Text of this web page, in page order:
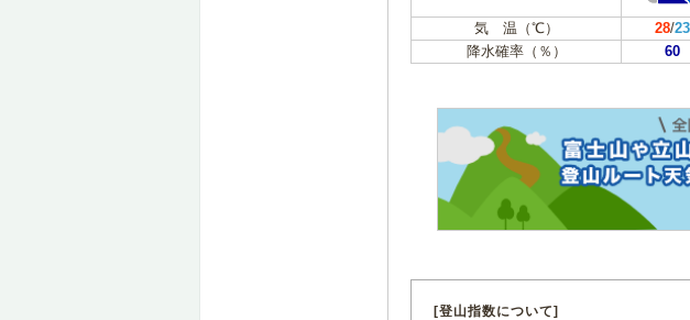
気 温（℃） 28/23
降水確率（％）
60
[登山指数について]